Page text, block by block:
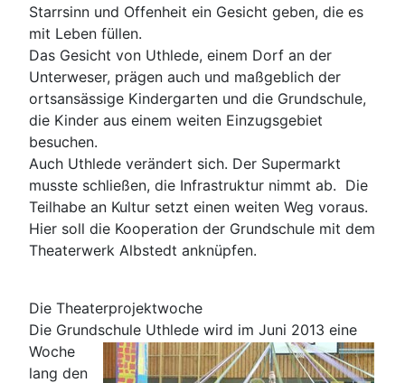
Starrsinn und Offenheit ein Gesicht geben, die es
mit Leben füllen.
Das Gesicht von Uthlede, einem Dorf an der
Unterweser, prägen auch und maßgeblich der
ortsansässige Kindergarten und die Grundschule,
die Kinder aus einem weiten Einzugsgebiet
besuchen.
Auch Uthlede verändert sich. Der Supermarkt
musste schließen, die Infrastruktur nimmt ab. Die
Teilhabe an Kultur setzt einen weiten Weg voraus.
Hier soll die Kooperation der Grundschule mit dem
Theaterwerk Albstedt anknüpfen.
Die Theaterprojektwoche
Die Grundschule Uthlede wird im Juni 2013 eine
Woche
lang den